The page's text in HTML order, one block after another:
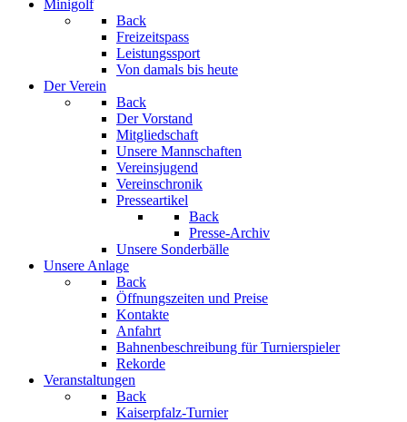
Minigolf
Back
Freizeitspass
Leistungssport
Von damals bis heute
Der Verein
Back
Der Vorstand
Mitgliedschaft
Unsere Mannschaften
Vereinsjugend
Vereinschronik
Presseartikel
Back
Presse-Archiv
Unsere Sonderbälle
Unsere Anlage
Back
Öffnungszeiten und Preise
Kontakte
Anfahrt
Bahnenbeschreibung für Turnierspieler
Rekorde
Veranstaltungen
Back
Kaiserpfalz-Turnier